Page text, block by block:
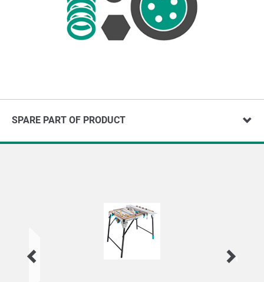
SPARE PART OF PRODUCT